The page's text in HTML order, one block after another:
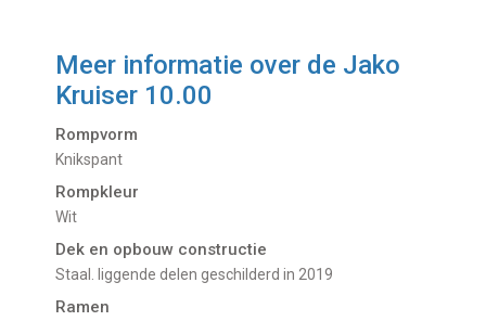
Meer informatie over de Jako
Kruiser 10.00
Rompvorm
Knikspant
Rompkleur
Wit
Dek en opbouw constructie
Staal. liggende delen geschilderd in 2019
Ramen